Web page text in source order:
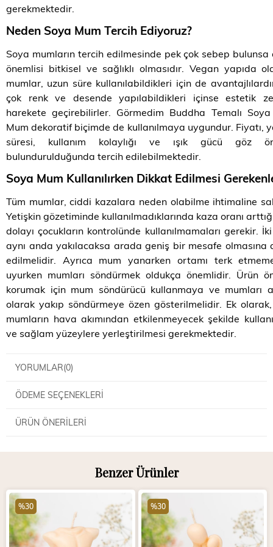
gerekmektedir.
Neden Soya Mum Tercih Ediyoruz?
Soya mumların tercih edilmesinde pek çok sebep bulunsa
önemlisi bitkisel ve sağlıklı olmasıdır. Vegan yapıda
mumlar, uzun süre kullanılabildikleri için de
çok renk ve desende yapılabildikleri içinse estetik
harekete geçirebilirler. Görmedim Buddha Temalı
Mum dekoratif biçimde de kullanılmaya uygundur. Fiyatı,
süresi, kullanım kolaylığı ve ışık gücü göz
bulundurulduğunda tercih edilebilmektedir.
Soya Mum Kullanılırken Dikkat Edilmesi
Tüm mumlar, ciddi kazalara neden olabilme ihtimaline
Yetişkin gözetiminde kullanılmadıklarında kaza oranı
dolayı çocukların kontrolünde kullanılmamaları gerekir.
aynı anda yakılacaksa arada geniş bir mesafe olmasına
edilmelidir. Ayrıca mum yanarken ortamı terk
uyurken mumları söndürmek oldukça önemlidir. Ürün
korumak için mum söndürücü kullanmaya ve mumları
olarak yakıp söndürmeye özen gösterilmelidir. Ek
mumların hava akımından etkilenmeyecek şekilde
ve sağlam yüzeylere yerleştirilmesi gerekmektedir.
YORUMLAR(0)
ÖDEME SEÇENEKLERI
ÜRÜN ÖNERILERI
Benzer Ürünler
%30 %30